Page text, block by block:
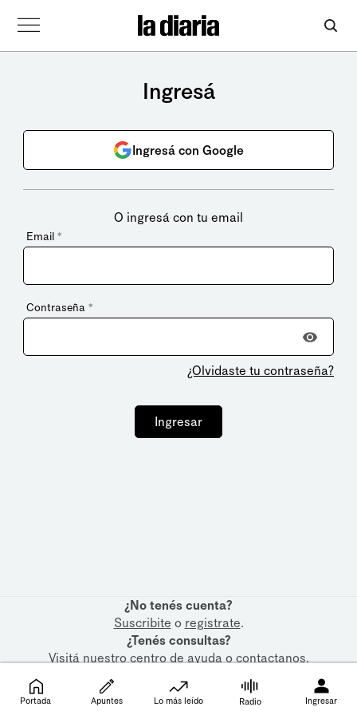
Ingresá
Ingresá con Google
O ingresá con tu email
Email *
Contraseña *
¿Olvidaste tu contraseña?
Ingresar
¿No tenés cuenta?
Suscribite o registrate.
¿Tenés consultas?
Visitá nuestrocentro de ayudaocontactanos.
Portada Apuntes Lo más leído Radio Ingresar